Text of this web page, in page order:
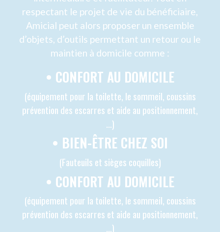
REPAS À DOMICILE
Bénéficier de portages de repas à domicile
permet de continuer à manger des repas
complets et équilibrés sans avoir à faire les
courses ou la cuisine. La personne
bénéficiaire d’un service de portage de
repas choisit ses menus toutes les
semaines à partir d’une proposition
communiquée par le service ainsi que le
nombre de repas souhaités. Ces repas
peuvent être adaptés aux besoins du
bénéficiaire en cas de régime particulier, par
exemple régime sans sel. Les repas sont
repas. La plupart du temps, le plateau-repas
est à réchauffer.
Les plateaux repas du week-end sont
généralement livrés le vendredi.